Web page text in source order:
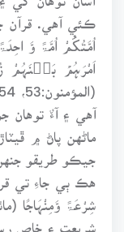
ڪئي آهي.
اَمْرَہُمۡ بَیۡنَہُمْ
آهي ۽ آءٌ توهان
ماڻهن پاڻ ۾
جيڪو طريقو
هڪ ٻي جاءِ تي
شريعت ۽ خاص